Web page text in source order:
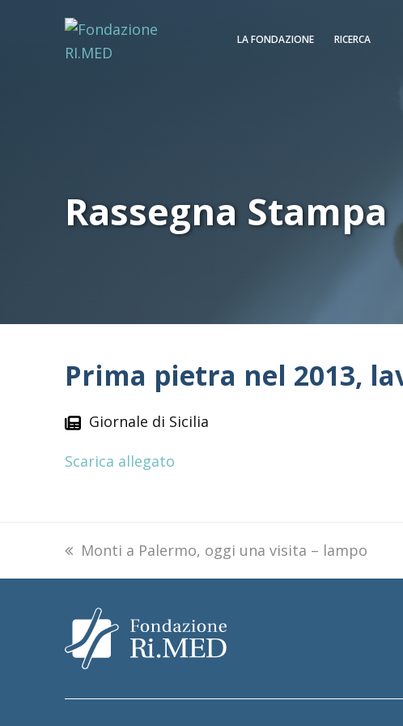
LA FONDAZIONE RICERCA
Rassegna Stampa
Prima pietra nel 2013,
Giornale di Sicilia
Scarica allegato
previous
post:
Monti a Palermo, oggi una visita – lampo